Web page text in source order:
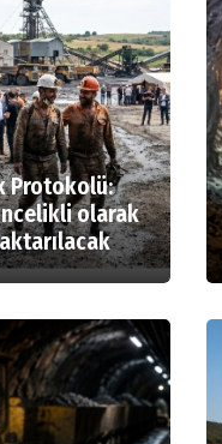
Protokolü:
olarak